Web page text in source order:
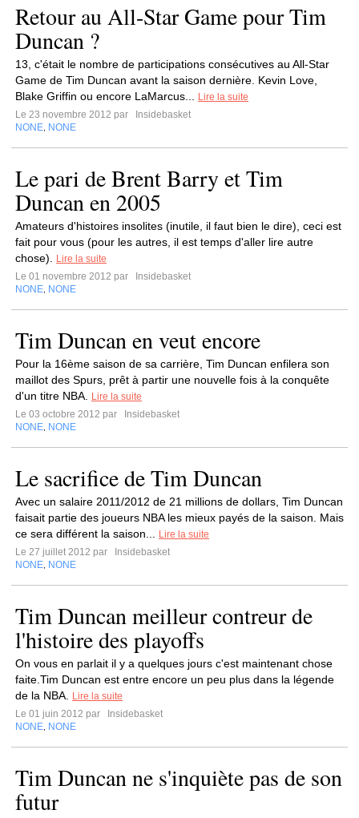
Retour au All-Star Game pour Tim
Duncan ?
13, c'était le nombre de participations consécutives au All-Star
Game de Tim Duncan avant la saison dernière. Kevin Love,
Blake Griffin ou encore LaMarcus...
Lire la suite
Le 23 novembre 2012 par
Insidebasket
NONE NONE
Le pari de Brent Barry et Tim
Duncan en 2005
Amateurs d'histoires insolites (inutile, il faut bien le dire), ceci est
fait pour vous (pour les autres, il est temps d'aller lire autre
chose).
Lire la suite
Le 01 novembre 2012 par
Insidebasket
NONE NONE
Tim Duncan en veut encore
Pour la 16ème saison de sa carrière, Tim Duncan enfilera son
maillot des Spurs, prêt à partir une nouvelle fois à la conquête
d'un titre NBA.
Lire la suite
Le 03 octobre 2012 par
Insidebasket
NONE NONE
Le sacrifice de Tim Duncan
Avec un salaire 2011/2012 de 21 millions de dollars, Tim Duncan
faisait partie des joueurs NBA les mieux payés de la saison. Mais
ce sera différent la saison...
Lire la suite
Le 27 juillet 2012 par
Insidebasket
NONE NONE
Tim Duncan meilleur contreur de
l'histoire des playoffs
On vous en parlait il y a quelques jours c'est maintenant chose
faite.Tim Duncan est entre encore un peu plus dans la légende
de la NBA.
Lire la suite
Le 01 juin 2012 par
Insidebasket
NONE NONE
Tim Duncan ne s'inquiète pas de son
futur